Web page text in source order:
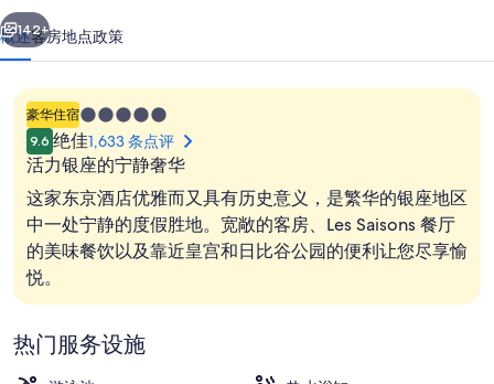
照
片
库
个 下一个
142+
概述客房地点政策
豪华住宿5.0
星
住
宿
9.6 绝佳1,633 条点评
活力银座的宁静奢华
这家东京酒店优雅而又具有历史意义，是繁华的银座地区
中一处宁静的度假胜地。宽敞的客房、Les Saisons 餐厅
的美味餐饮以及靠近皇宫和日比谷公园的便利让您尽享愉
悦。
热门服务设施